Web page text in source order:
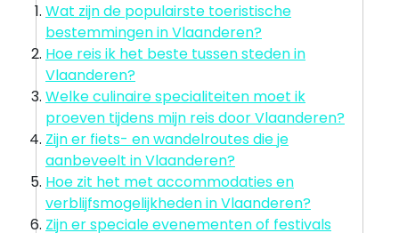
Wat zijn de populairste toeristische
bestemmingen in Vlaanderen?
Hoe reis ik het beste tussen steden in
Vlaanderen?
Welke culinaire specialiteiten moet ik
proeven tijdens mijn reis door Vlaanderen?
Zijn er fiets- en wandelroutes die je
aanbeveelt in Vlaanderen?
Hoe zit het met accommodaties en
verblijfsmogelijkheden in Vlaanderen?
Zijn er speciale evenementen of festivals